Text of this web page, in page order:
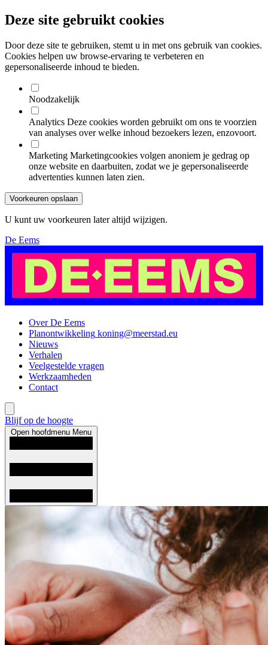
Deze site gebruikt cookies
Door deze site te gebruiken, stemt u in met ons gebruik van cookies.
Cookies helpen uw browse-ervaring te verbeteren en
gepersonaliseerde inhoud te bieden.
Noodzakelijk
Analytics Deze cookies worden gebruikt om ons te voorzien
van analyses over welke inhoud bezoekers lezen, enzovoort.
Marketing Marketingcookies volgen anoniem je gedrag op
onze website en daarbuiten, zodat we je gepersonaliseerde
advertenties kunnen laten zien.
Voorkeuren opslaan
U kunt uw voorkeuren later altijd wijzigen.
De Eems
Over De Eems
Planontwikkeling koning@meerstad.eu
Nieuws
Verhalen
Veelgestelde vragen
Werkzaamheden
Contact
Blijf op de hoogte
Open hoofdmenu Menu